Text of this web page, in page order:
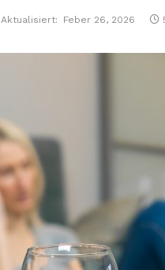
Aktualisiert: Feber 26, 2026